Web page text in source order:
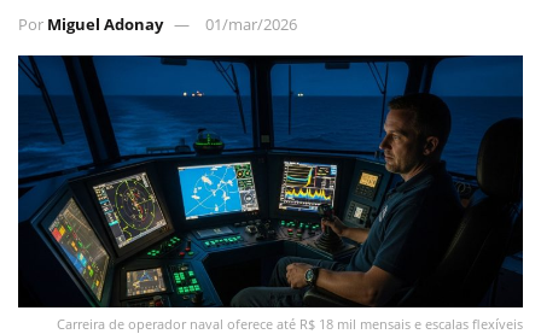
Por Miguel Adonay 01/mar/2026
Carreira de operador naval oferece até R$ 18 mil mensais e escalas flexíveis